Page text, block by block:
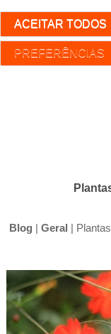
ACEITAR TODOS
PREFERÊNCIAS
Blog |Geral |